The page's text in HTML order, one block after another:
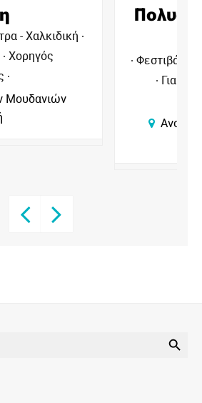
| Το Παιχνίδι της
Χαράς
Φεστιβάλ - Χαλκιδική
- Χαλκιδική
Επικοινωνίας
Θέατρο Νέων Μουδανιών